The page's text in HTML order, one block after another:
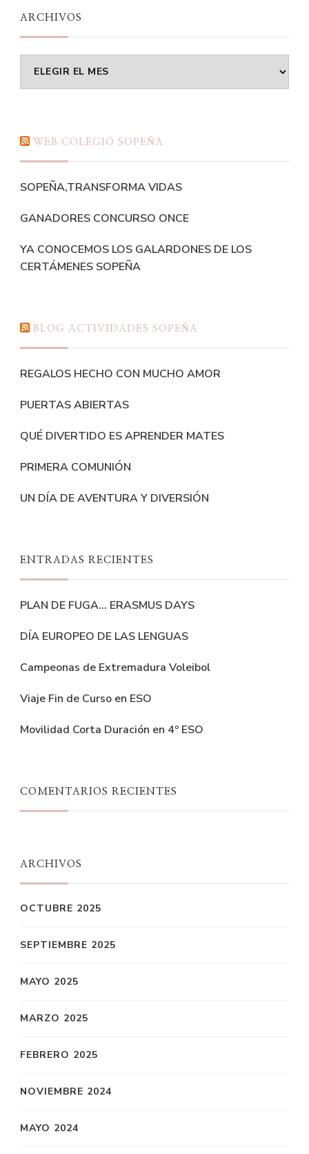
ARCHIVOS
Archivos
WEB COLEGIO SOPEÑA
SOPEÑA,TRANSFORMA VIDAS
GANADORES CONCURSO ONCE
YA CONOCEMOS LOS GALARDONES DE LOS
CERTÁMENES SOPEÑA
BLOG ACTIVIDADES SOPEÑA
REGALOS HECHO CON MUCHO AMOR
PUERTAS ABIERTAS
QUÉ DIVERTIDO ES APRENDER MATES
PRIMERA COMUNIÓN
UN DÍA DE AVENTURA Y DIVERSIÓN
ENTRADAS RECIENTES
PLAN DE FUGA… ERASMUS DAYS
DÍA EUROPEO DE LAS LENGUAS
Campeonas de Extremadura Voleibol
Viaje Fin de Curso en ESO
Movilidad Corta Duración en 4º ESO
COMENTARIOS RECIENTES
ARCHIVOS
OCTUBRE 2025
SEPTIEMBRE 2025
MAYO 2025
MARZO 2025
FEBRERO 2025
NOVIEMBRE 2024
MAYO 2024